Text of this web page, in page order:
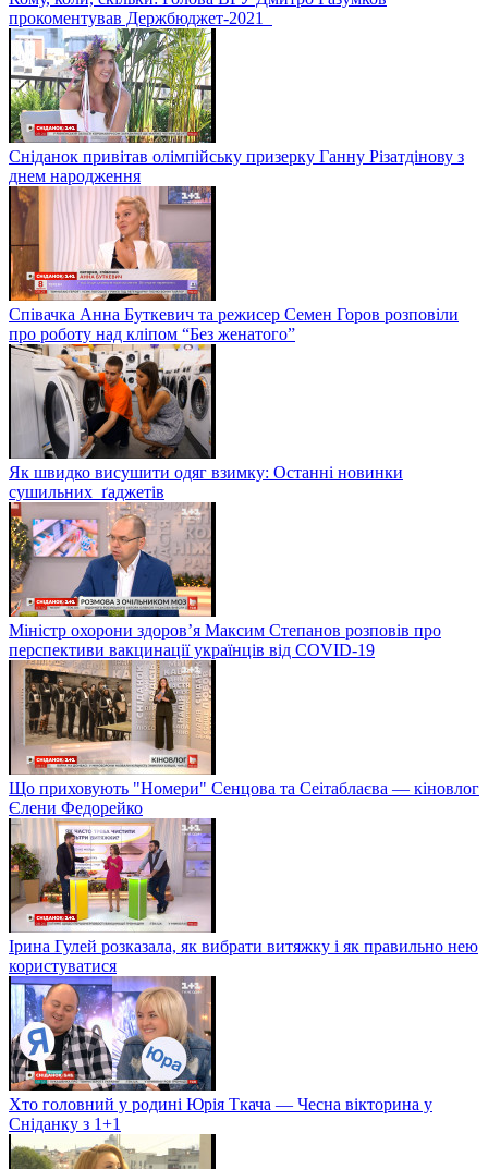
прокоментував Держбюджет-2021
Сніданок привітав олімпійську призерку Ганну Різатдінову з
днем народження
Співачка Анна Буткевич та режисер Семен Горов розповіли
про роботу над кліпом “Без женатого”
Як швидко висушити одяг взимку: Останні новинки
сушильних ґаджетів
Міністр охорони здоров’я Максим Степанов розповів про
перспективи вакцинації українців від COVID-19
Що приховують "Номери" Сенцова та Сеітаблаєва — кіновлог
Єлени Федорейко
Ірина Гулей розказала, як вибрати витяжку і як правильно нею
користуватися
Хто головний у родині Юрія Ткача — Чесна вікторина у
Сніданку з 1+1